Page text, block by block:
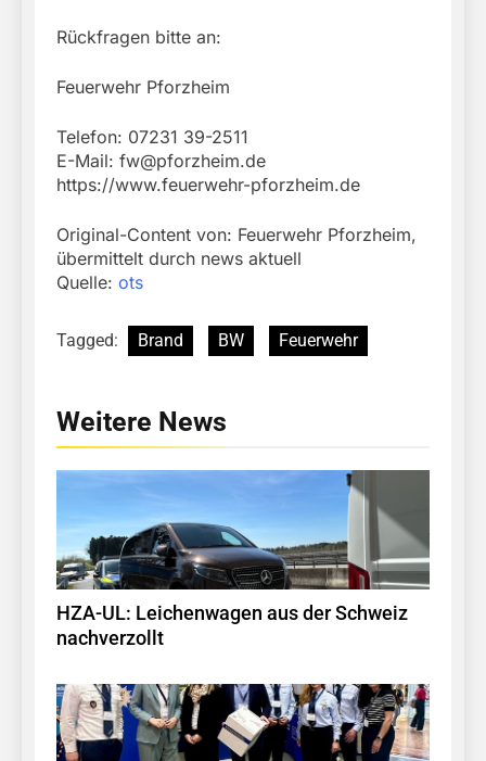
Rückfragen bitte an:
Feuerwehr Pforzheim
Telefon: 07231 39-2511
E-Mail: fw@pforzheim.de
https://www.feuerwehr-pforzheim.de
Original-Content von: Feuerwehr Pforzheim,
übermittelt durch news aktuell
Quelle: ots
Tagged: Brand BW Feuerwehr
Weitere News
HZA-UL: Leichenwagen aus der Schweiz
nachverzollt